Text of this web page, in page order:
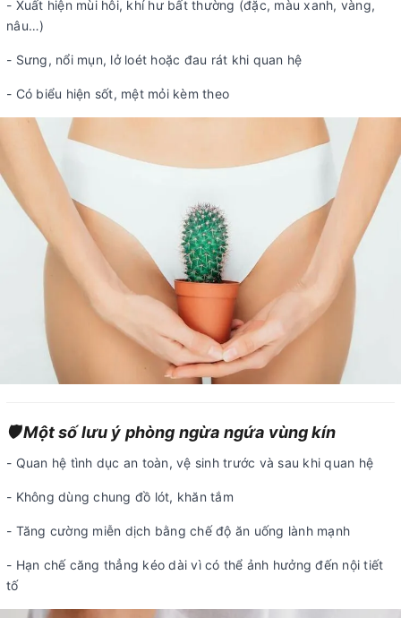
- Xuất hiện mùi hôi, khí hư bất thường (đặc, màu xanh, vàng,
nâu…)
- Sưng, nổi mụn, lở loét hoặc đau rát khi quan hệ
- Có biểu hiện sốt, mệt mỏi kèm theo
🛡️ Một số lưu ý phòng ngừa ngứa vùng kín
- Quan hệ tình dục an toàn, vệ sinh trước và sau khi quan hệ
- Không dùng chung đồ lót, khăn tắm
- Tăng cường miễn dịch bằng chế độ ăn uống lành mạnh
- Hạn chế căng thẳng kéo dài vì có thể ảnh hưởng đến nội tiết
tố